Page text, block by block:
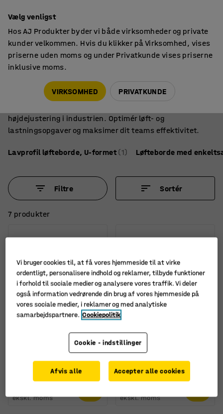
Løfteborde
højdejustering i industrien. Optimér løft- og
lastningsopgaver og maksimer dit teams effektivitet.
Lavprofil løfteborde, U-formet(1) Løfteborde med
Filtre Sortér
7 produkter
Løftebord HYPER, 1000
kg, 1300x800 mm
31089
ekskl. moms
Løftebord HYPER, 1000
kg, 1800x800 mm
Art. nr.:31109
ekskl. moms
Vælg venligst
Hos AJ Produkter byder vi både virksomheder og private
kunder velkommen. Hvis du klikker på Virksomhed, vises
priserne uden moms og under Privatkunde vises priserne
inklusive moms.
VIRKSOMHED PRIVATKUNDE
Vi bruger cookies til, at få vores hjemmeside til at virke
ordentligt, personalisere indhold og reklamer, tilbyde funktioner
i forhold til sociale medier og analysere vores traffik. Vi deler
også information vedrørende din brug af vores hjemmeside på
vores sociale medier, i reklamer og med analytiske
samarbejdspartnere. Cookiepolitik
Cookie - indstillinger
Afvis alle Accepter alle cookies